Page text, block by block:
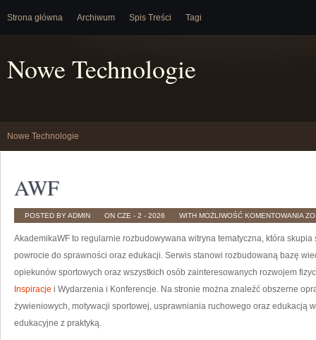
Strona główna Archiwum Spis Treści Tagi
Nowe Technologie
Nowe Technologie
AWF
POSTED BY ADMIN ON CZE - 2 - 2026 WITH MOŻLIWOŚĆ KOMENTOWANIA
AkademikaWF to regularnie rozbudowywana witryna tematyczna, która
powrocie do sprawności oraz edukacji. Serwis stanowi rozbudowaną bazę
opiekunów sportowych oraz wszystkich osób zainteresowanych rozwojem
Inspiracje i Wydarzenia i Konferencje. Na stronie można znaleźć obszerne
żywieniowych, motywacji sportowej, usprawniania ruchowego oraz edukacją
edukacyjne z praktyką.